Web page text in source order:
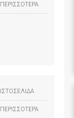
ΠΕΡΙΣΣΟΤΕΡΑ
ΙΣΤΟΣΕΛΙΔΑ
ΠΕΡΙΣΣΟΤΕΡΑ